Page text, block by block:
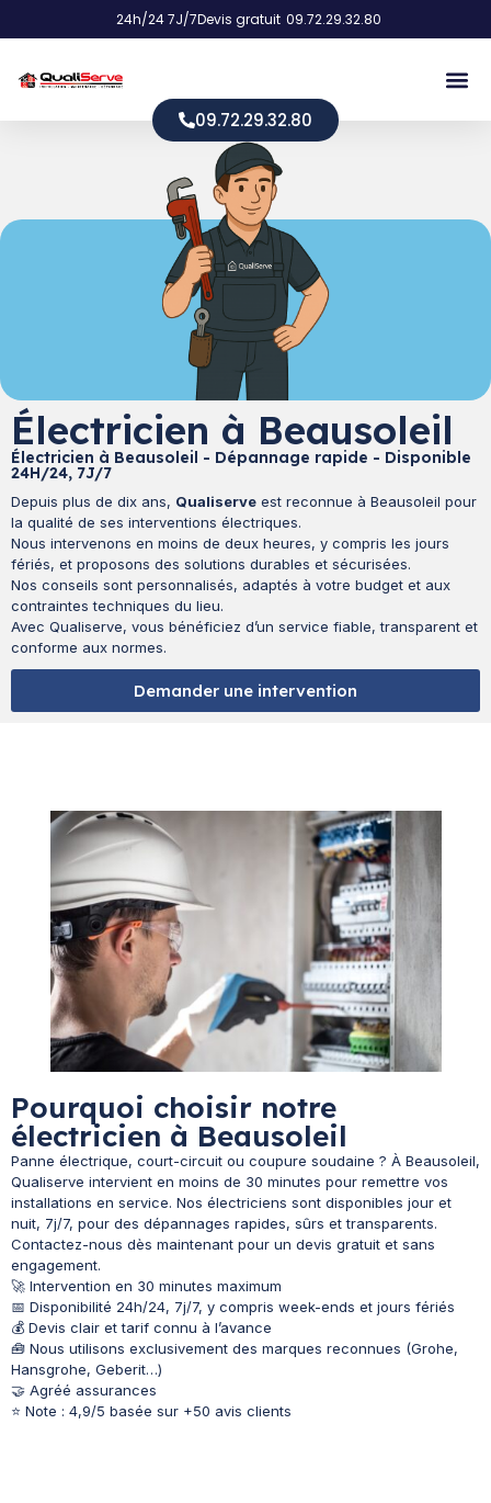
24h/24 7J/7Devis gratuit 09.72.29.32.80
09.72.29.32.80
Électricien à Beausoleil
Électricien à Beausoleil - Dépannage rapide - Disponible
24H/24, 7J/7
Depuis plus de dix ans, Qualiserve est reconnue à Beausoleil pour
la qualité de ses interventions électriques.
Nous intervenons en moins de deux heures, y compris les jours
fériés, et proposons des solutions durables et sécurisées.
Nos conseils sont personnalisés, adaptés à votre budget et aux
contraintes techniques du lieu.
Avec Qualiserve, vous bénéficiez d’un service fiable, transparent et
conforme aux normes.
Demander une intervention
Pourquoi choisir notre
électricien à Beausoleil
Panne électrique, court-circuit ou coupure soudaine ? À Beausoleil,
Qualiserve intervient en moins de 30 minutes pour remettre vos
installations en service. Nos électriciens sont disponibles jour et
nuit, 7j/7, pour des dépannages rapides, sûrs et transparents.
Contactez-nous dès maintenant pour un devis gratuit et sans
engagement.
🚀 Intervention en 30 minutes maximum
📅 Disponibilité 24h/24, 7j/7, y compris week-ends et jours fériés
💰 Devis clair et tarif connu à l’avance
🧰 Nous utilisons exclusivement des marques reconnues (Grohe,
Hansgrohe, Geberit…)
🤝 Agréé assurances
⭐ Note : 4,9/5 basée sur +50 avis clients